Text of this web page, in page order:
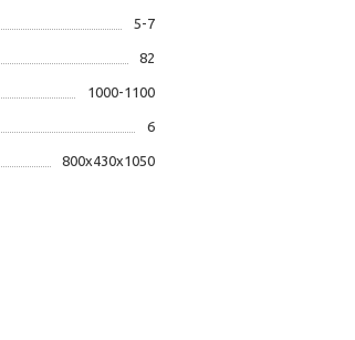
5-7
82
1000-1100
6
800х430х1050